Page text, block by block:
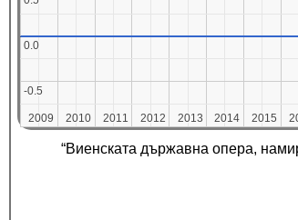
2009
2009 2010
2010 2011
2011 2012
2012 2013
2013 2014
2014 2015
2015
-0.5
-0.5
0.0
0.0
“Виенската държавна опера,